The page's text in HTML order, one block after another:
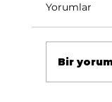
Yorumlar
Bir